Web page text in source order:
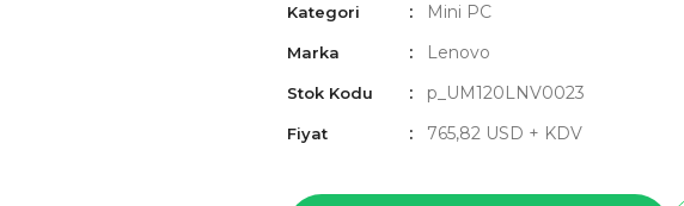
Kategori Mini PC
Marka Lenovo
Stok Kodu p_UM120LNV0023
Fiyat 765,82 USD + KDV